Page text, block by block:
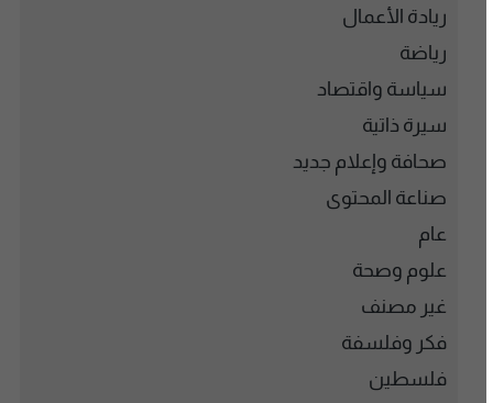
ريادة الأعمال
رياضة
سياسة واقتصاد
سيرة ذاتية
صحافة وإعلام جديد
صناعة المحتوى
عام
علوم وصحة
غير مصنف
فكر وفلسفة
فلسطين